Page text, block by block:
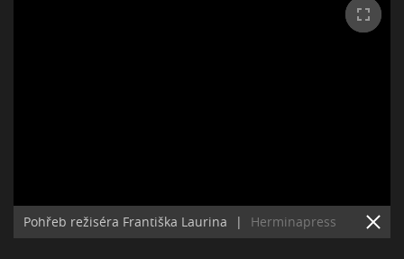
Pohřeb režiséra Františka Laurina | Herminapress